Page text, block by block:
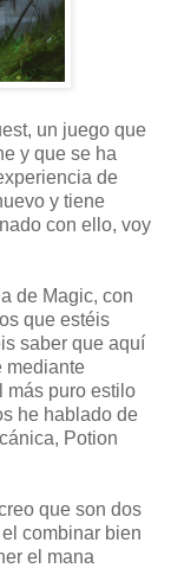
un juego que
y que se ha
de
y tiene
con ello, voy
de Magic, con
que estéis
saber que aquí
mediante
más puro estilo
he hablado de
Potion
que son dos
combinar bien
el mana